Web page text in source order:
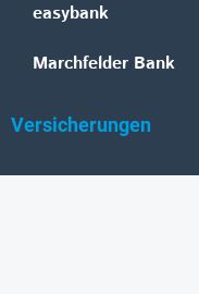
easybank
Marchfelder Bank
Versicherungen